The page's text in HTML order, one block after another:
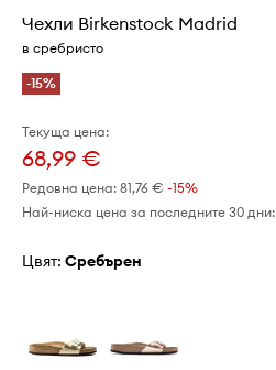
Чехли Birkenstock Madrid
в сребристо
-15%
Текуща цена:
68,99 €
Редовна цена: 81,76 € -15%
Най-ниска цена за последните 30 дни:
Цвят: сребърен